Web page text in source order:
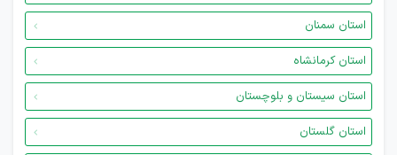
استان سمنان
استان کرمانشاه
استان سیستان و بلوچستان
استان گلستان